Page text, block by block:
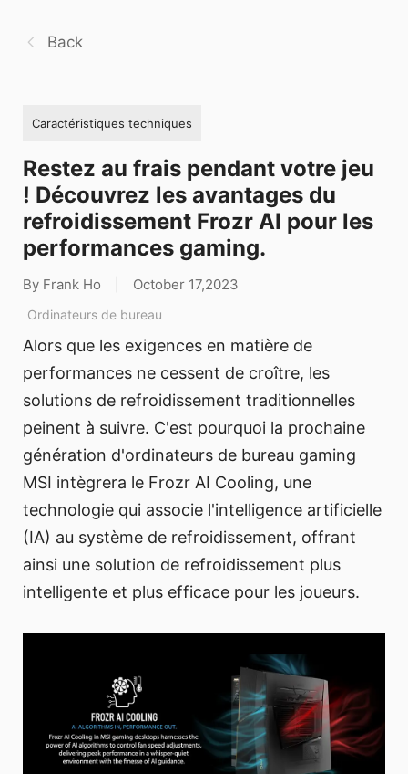
Back
Caractéristiques techniques
Restez au frais pendant votre jeu
! Découvrez les avantages du
refroidissement Frozr AI pour les
performances gaming.
By Frank Ho October 17,2023
Ordinateurs de bureau
Alors que les exigences en matière de
performances ne cessent de croître, les
solutions de refroidissement traditionnelles
peinent à suivre. C'est pourquoi la prochaine
génération d'ordinateurs de bureau gaming
MSI intègrera le Frozr AI Cooling, une
technologie qui associe l'intelligence artificielle
(IA) au système de refroidissement, offrant
ainsi une solution de refroidissement plus
intelligente et plus efficace pour les joueurs.